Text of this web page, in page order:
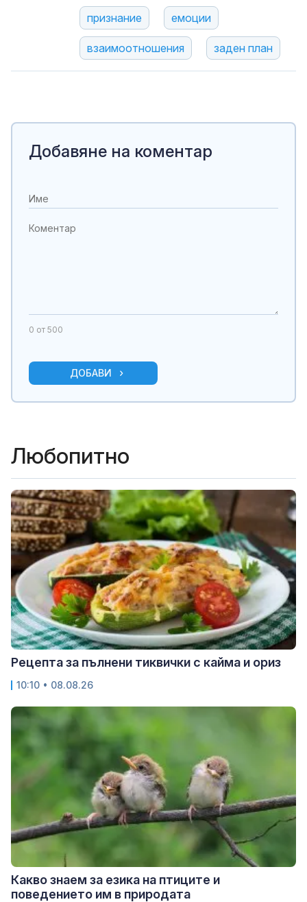
признание емоции
взаимоотношения заден план
Добавяне на коментар
0 от 500
ДОБАВИ
Любопитно
Рецепта за пълнени тиквички с кайма и ориз
10:10 • 08.08.26
Какво знаем за езика на птиците и
поведението им в природата